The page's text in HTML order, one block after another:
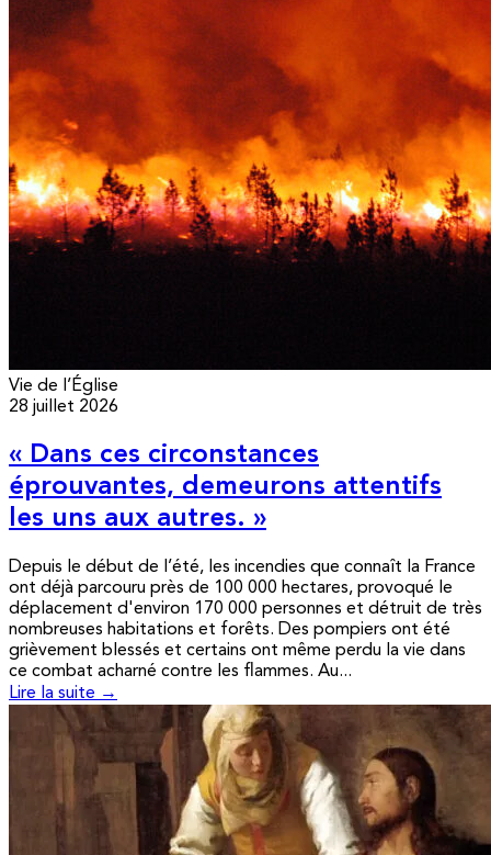
Vie de l’Église
28 juillet 2026
« Dans ces circonstances
éprouvantes, demeurons attentifs
les uns aux autres. »
Depuis le début de l’été, les incendies que connaît la France
ont déjà parcouru près de 100 000 hectares, provoqué le
déplacement d'environ 170 000 personnes et détruit de très
nombreuses habitations et forêts. Des pompiers ont été
grièvement blessés et certains ont même perdu la vie dans
ce combat acharné contre les flammes. Au...
Lire la suite →